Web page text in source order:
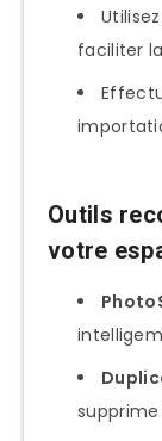
faciliter
Outils
votre